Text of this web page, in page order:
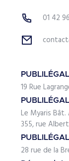
01 42
19 Rue
Le Myaris
355, rue
28 rue de la